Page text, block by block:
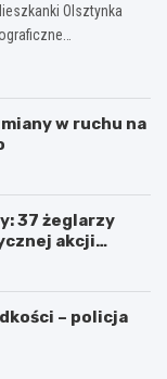
Olsztynka
w ruchu na
37 żeglarzy
akcji
– policja